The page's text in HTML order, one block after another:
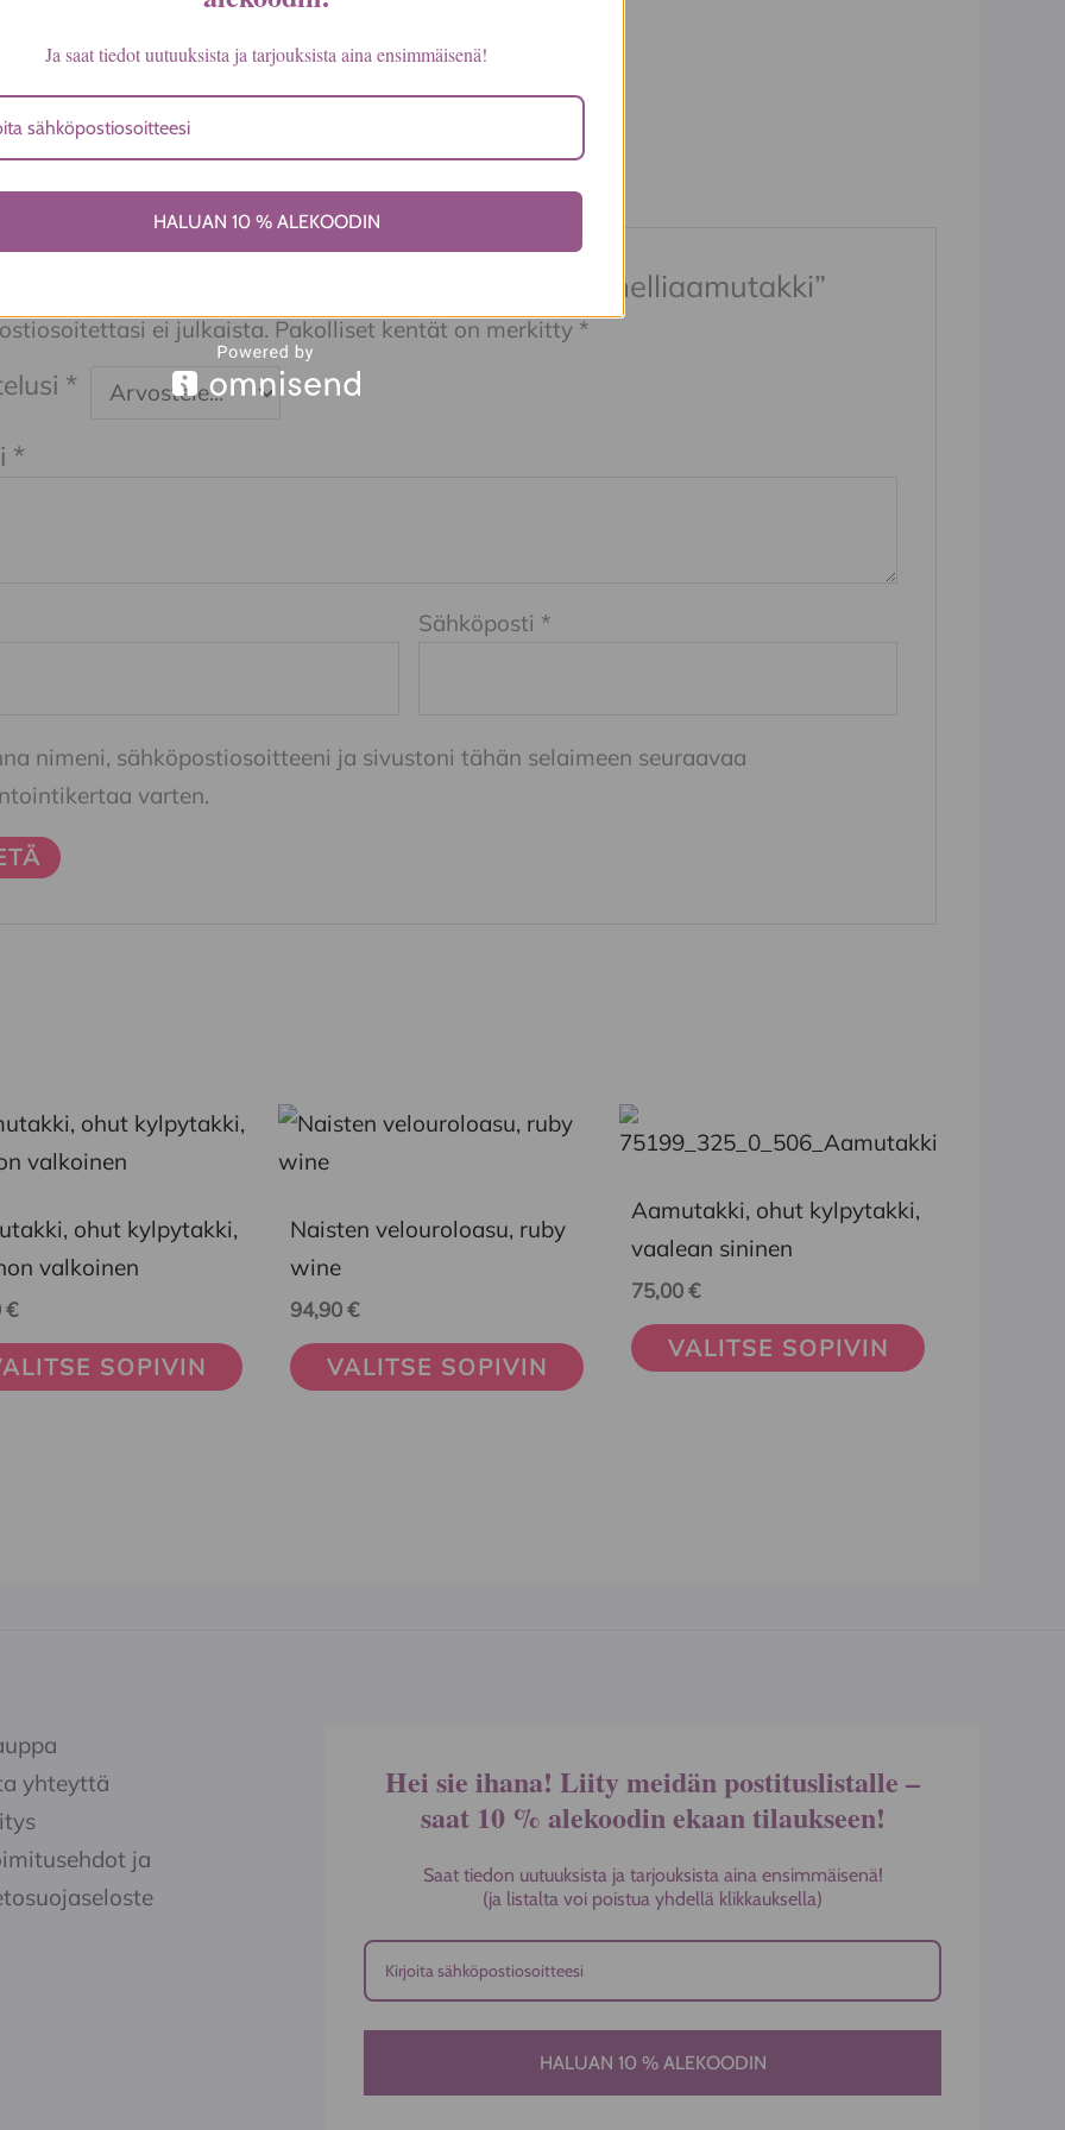
ei vielä ole.
ensimmäinen arvio tuotteelle “Damella flanelliaamutakki”
ei julkaista. Pakolliset kentät on merkitty *
*
*
Sähköposti *
nimeni, sähköpostiosoitteeni ja sivustoni tähän selaimeen seuraavaa
varten.
ohut kylpytakki,
valkoinen
€
SOPIVIN
Naisten velouroloasu, ruby
wine
94,90€
VALITSE SOPIVIN
Tällä
tuotteella
useampi
muunnelma.
Voit
tehdä
valinnat
Aamutakki, ohut kylpytakki,
vaalean sininen
75,00€
VALITSE SOPIVIN
Tällä
tuotteella
on
useampi
tehdä
yhteyttä
ja
Hei sie ihana! Liity meidän postituslistalle –
saat 10 % alekoodin ekaan tilaukseen!
Saat tiedon uutuuksista ja tarjouksista aina ensimmäisenä!
(ja listalta voi poistua yhdellä klikkauksella)
HALUAN 10 % ALEKOODIN
Ja saat tiedot uutuuksista ja tarjouksista aina ensimmäisenä!
HALUAN 10 % ALEKOODIN